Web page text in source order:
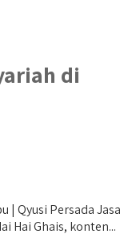
di
| Qyusi Persada Jasa
Hai Ghais, konten...